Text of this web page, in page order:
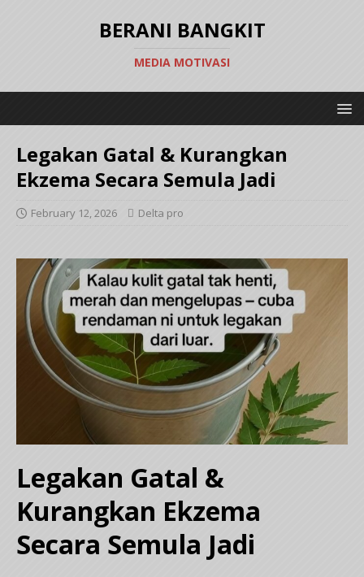
BERANI BANGKIT
MEDIA MOTIVASI
Legakan Gatal & Kurangkan
Ekzema Secara Semula Jadi
February 12, 2026 Delta pro
Legakan Gatal &
Kurangkan Ekzema
Secara Semula Jadi